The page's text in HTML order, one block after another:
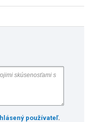
používateľ.